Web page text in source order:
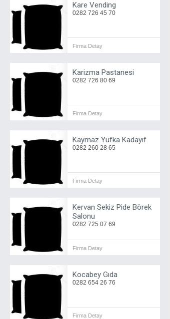
Kare Vending
0282 726 45 70
Firma Detay
Karizma Pastanesi
0282 726 80 69
Firma Detay
Kaymaz Yufka Kadayıf
0282 260 28 65
Firma Detay
Kervan Sekiz Pide Börek
Salonu
0282 725 07 69
Firma Detay
Kocabey Gıda
0282 654 26 76
Firma Detay